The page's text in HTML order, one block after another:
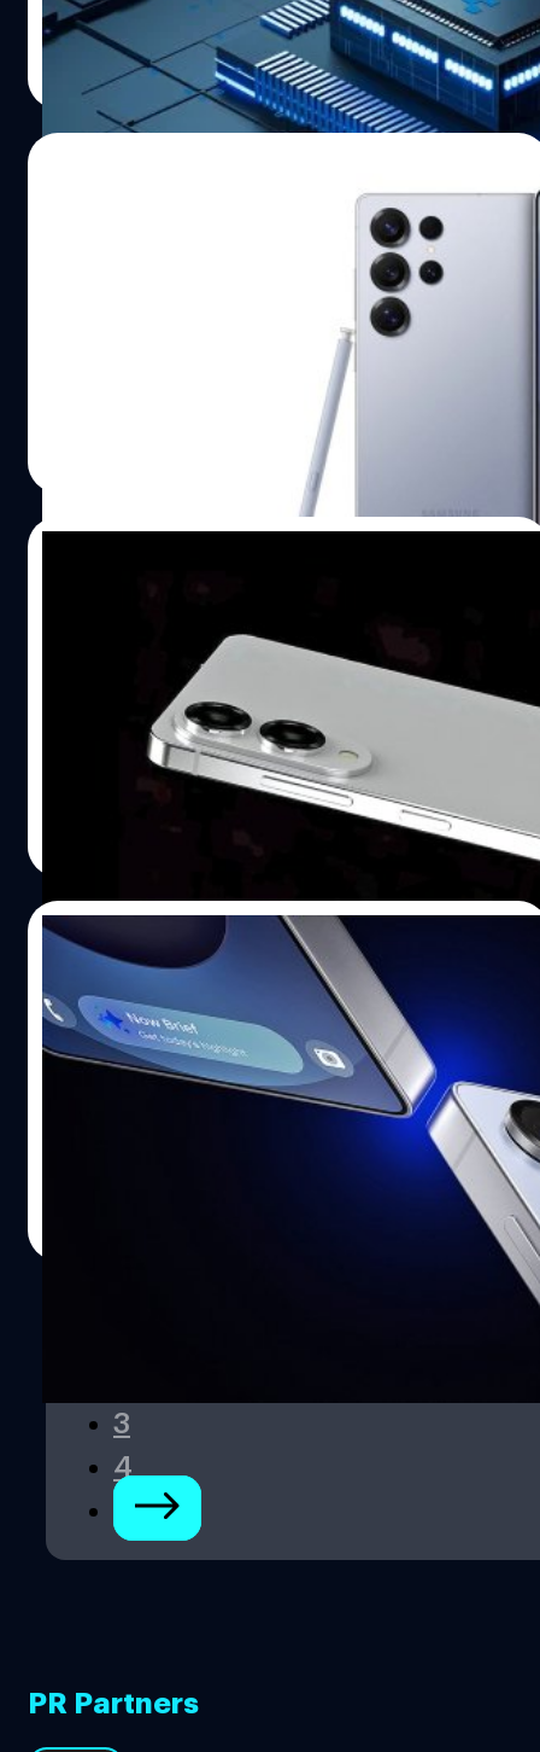
ปรีดี ฤกษ์วลีกุล | 460 days ago
Read More
Samsung Galaxy S25 Ultra ได้รับความนิยม
มากที่สุด : ยอดขายมากกว่า S25 และ S25+
Hana Securities บริษัทด้านการลงทุนจากประเทศเกาหลีใต้
ได้เปิดเผยรายงานใหม่ ระบุว่า Samsung มียอดจำหน่ายสมา
ร์ตโฟนในเดือนมีนาคม 2025 อยู่ที่ 20.29 ล้านเครื่อง ซึ่งเพิ่ม
ขึ้น 5% เมื่อเทียบกับเดือนกุมภาพันธ์ 2025 แต่ปรับตัวลดลง
2% เมื่อเทียบกับเดือนมีนาคม 2024 โดย Galaxy S25 Ultra
เป็นสมาร์ตโฟนเรือธงที่ได้รับความนิยมมากที่สุดในซีรีส์
Galaxy S25 รายงานดังกล่าวระบุว่าเพิ่มเติมว่า สมาร์ตโฟนเรือ
ธงซีรีส์ Galaxy S25 ของ Samsung ทั้ง 3 รุ่น มียอดจำหน่ายใน
ช่วงระยะเวลา 2 เดือนแรก (กุมภาพันธ์ - มีนาคม 2025) รวม
หลุดข้อมูลชุดใหญ่ Samsung Galaxy S25
Edge : สเปก, ภาพเรนเดอร์ และราคา ก่อนเริ่ม
WinFuture จากประเทศเยอรมนี ได้เปิดเผยข้อมูลจำนวนมาก
เกี่ยวกับ Galaxy S25 Edge ทั้งภาพเรนเดอร์ตัวเครื่องทั้ง 3 สี,
ราคา และสเปก
30/04/2025
Galaxy S25 ขายดี ! ฉุดให้ Samsung ทำรายได้
ไตรมาสที่ 1 “สูงเป็นประวัติการณ์” ถึง 1.85 ล้าน
ล้านบาท
Samsung ได้เปิดเผยรายงานผลประกอบการประจำไตรมาสที่
1 ปี 2025 โดยระบุว่า สมาร์ตโฟนเรือธงซีรีส์ Galaxy S25 มี
3
4
PR Partners